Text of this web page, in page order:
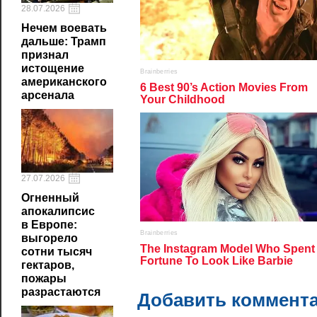
28.07.2026
Нечем воевать
дальше: Трамп
признал
истощение
американского
арсенала
27.07.2026
Огненный
апокалипсис
в Европе:
выгорело
сотни тысяч
гектаров,
пожары
разрастаются
Добавить